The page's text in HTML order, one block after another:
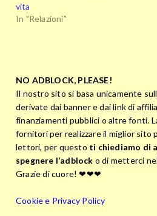
vita
In "Relazioni"
NO ADBLOCK, PLEASE!
Il nostro sito si basa unicamente
derivate dai banner e dai link di
finanziamenti pubblici o altre fonti.
fornitori per realizzare il miglior sito
lettori, per questo ti chiediamo di
spegnere l’adblock o di metterci
Grazie di cuore! ❤❤❤
Cookie e Privacy Policy